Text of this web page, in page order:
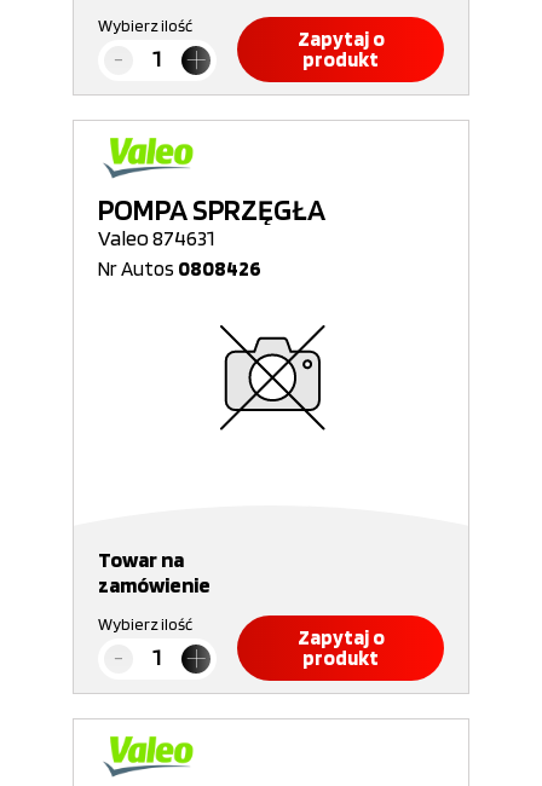
Wybierz ilość
Zapytaj o
produkt
POMPA SPRZĘGŁA
Valeo 874631
Nr Autos 0808426
Towar na
zamówienie
Wybierz ilość
Zapytaj o
produkt